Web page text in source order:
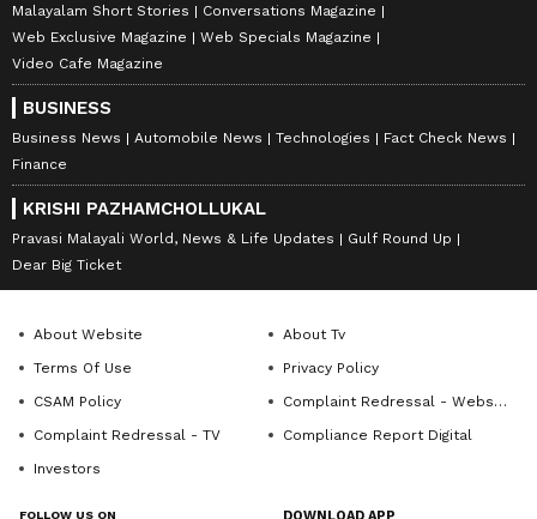
Malayalam Short Stories
Conversations Magazine
Web Exclusive Magazine
Web Specials Magazine
Video Cafe Magazine
BUSINESS
Business News Automobile News Technologies
Fact Check News
Finance
KRISHI PAZHAMCHOLLUKAL
Pravasi Malayali World, News & Life Updates
Gulf Round Up
Dear Big Ticket
About Website
About Tv
Terms Of Use
Privacy Policy
CSAM Policy
Complaint Redressal - Website
Complaint Redressal - TV
Compliance Report Digital
Investors
FOLLOW US ON DOWNLOAD APP